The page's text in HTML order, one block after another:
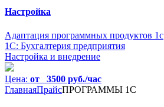
Настройка
Адаптация программных продуктов 1с
1С: Бухгалтерия предприятия
Настройка и внедрение
Цена: от 3500 руб./час
ГлавнаяПрайсПРОГРАММЫ 1С